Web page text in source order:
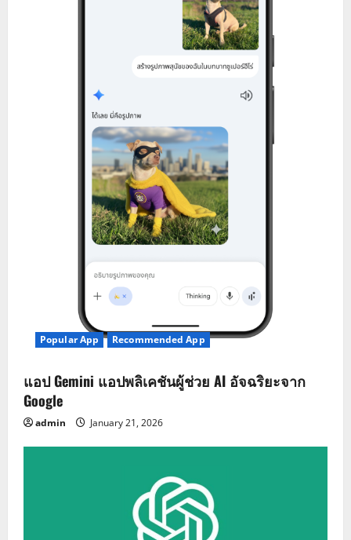
Popular App Recommended App
แอป Gemini แอปพลิเคชันผู้ช่วย AI อัจฉริยะจาก
Google
admin January 21, 2026